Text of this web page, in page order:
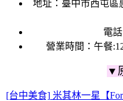
地址： 臺中市西屯區
電話
營業時間： 午餐
▼
[台中美食] 米其林一星【